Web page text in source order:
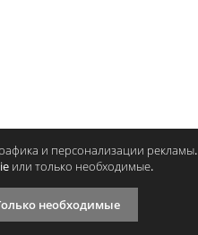
и персонализации рекламы.
или только необходимые.
необходимые